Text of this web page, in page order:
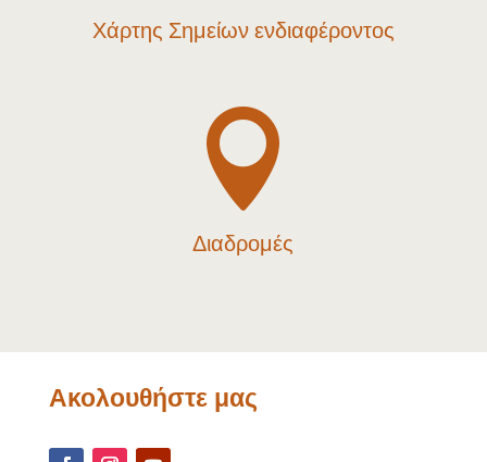
Χάρτης Σημείων ενδιαφέροντος

Διαδρομές
Ακολουθήστε μας